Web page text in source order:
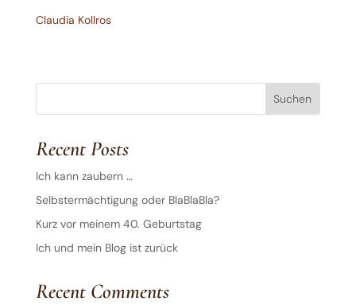
Claudia Kollros
Suchen
Recent Posts
Ich kann zaubern …
Selbstermächtigung oder BlaBlaBla?
Kurz vor meinem 40. Geburtstag
Ich und mein Blog ist zurück
Recent Comments